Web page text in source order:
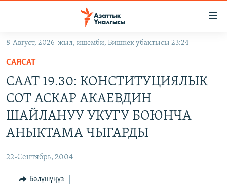
Навигацияга
өтүңүз
Издөөгө
салыңыз
САЯСАТ
ЭКОНОМИКА
ДҮЙНӨ
БОРБОР АЗИЯ
УКРАИНА
АТАЙЫН ИЛИКТӨӨ
БҮГҮН АЗАТТЫКТА
ЭКСПЕРТТЕР ТАЛДАЙТ
ПОДКАСТ
ӨЗГӨЧӨ ПИКИР
8-Август, 2026-жыл, ишемби, Бишкек убактысы 23:24
САЯСАТ
СААТ 19.30: КОНСТИТУЦИЯЛЫК
СОТ АСКАР АКАЕВДИН
ШАЙЛАНУУ УКУГУ БОЮНЧА
АНЫКТАМА ЧЫГАРДЫ
22-Сентябрь, 2004
Бөлүшүңүз